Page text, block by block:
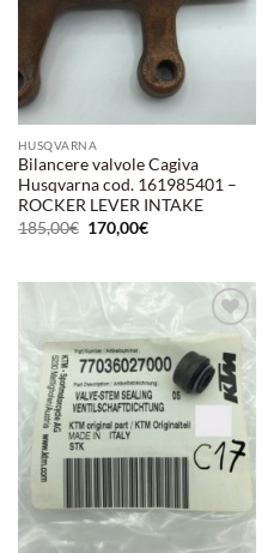
HUSQVARNA
Bilancere valvole Cagiva
Husqvarna cod. 161985401 –
ROCKER LEVER INTAKE
185,00€ Il
prezzo
185,00€.
170,00€Il
Aggiungi
alla lista
dei
desideri